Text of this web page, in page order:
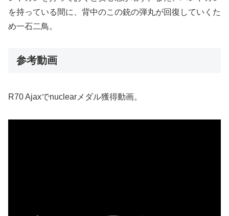
を持っている間に、背中のこの銃の弾丸が回復していくた
め一石二鳥。
参考動画
R70 Ajaxでnuclearメダル獲得動画。